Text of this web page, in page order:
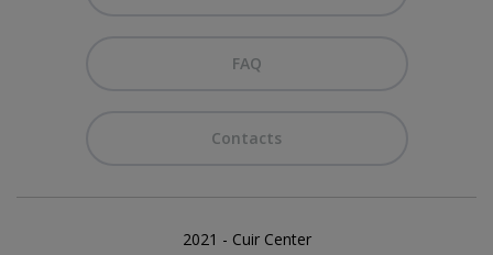
FAQ
Contacts
2021 - Cuir Center